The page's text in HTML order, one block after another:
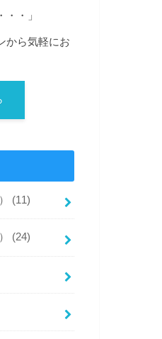
・・」
から気軽にお
(11)
(24)